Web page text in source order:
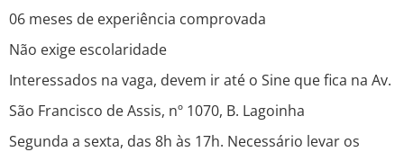
06 meses de experiência comprovada
Não exige escolaridade
Interessados na vaga, devem ir até o Sine que fica na Av.
São Francisco de Assis, nº 1070, B. Lagoinha
Segunda a sexta, das 8h às 17h. Necessário levar os